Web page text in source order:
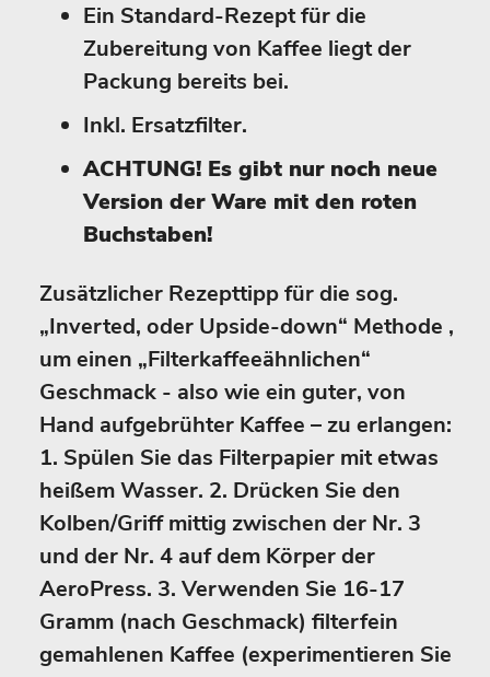
Ein Standard-Rezept für die
Zubereitung von Kaffee liegt der
Packung bereits bei.
Inkl. Ersatzfilter.
ACHTUNG! Es gibt nur noch neue
Version der Ware mit den roten
Buchstaben!
Zusätzlicher Rezepttipp für die sog.
„Inverted, oder Upside-down“ Methode ,
um einen „Filterkaffeeähnlichen“
Geschmack - also wie ein guter, von
Hand aufgebrühter Kaffee – zu erlangen:
1. Spülen Sie das Filterpapier mit etwas
heißem Wasser. 2. Drücken Sie den
Kolben/Griff mittig zwischen der Nr. 3
und der Nr. 4 auf dem Körper der
AeroPress. 3. Verwenden Sie 16-17
Gramm (nach Geschmack) filterfein
gemahlenen Kaffee (experimentieren Sie